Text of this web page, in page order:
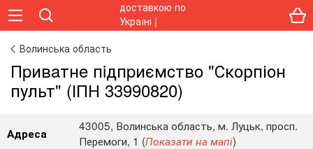
Волинська область
Пpивaтнe пiдпpиємcтвo "Скорпіон
пульт" (ІПН 33990820)
Адреса
43005, Волинська область, м. Луцьк, просп.
Перемоги, 1 (Показати на мапі)